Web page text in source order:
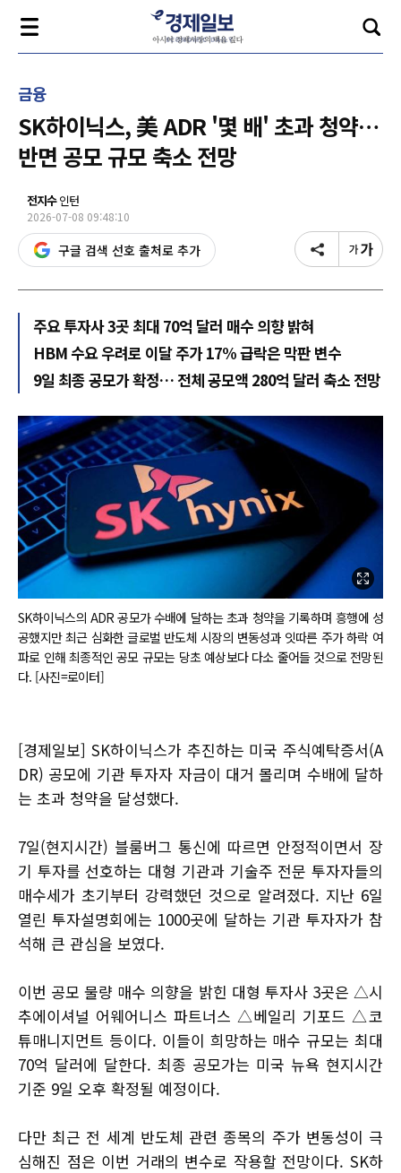
금융
SK하이닉스, 美 ADR '몇 배' 초과 청약…
반면 공모 규모 축소 전망
전지수인턴
2026-07-08 09:48:10
구글 검색 선호 출처로 추가
주요 투자사 3곳 최대 70억 달러 매수 의향 밝혀
HBM 수요 우려로 이달 주가 17% 급락은 막판 변수
9일 최종 공모가 확정… 전체 공모액 280억 달러 축소 전망
SK하이닉스의 ADR 공모가 수배에 달하는 초과 청약을 기록하며 흥행에 성
공했지만 최근 심화한 글로벌 반도체 시장의 변동성과 잇따른 주가 하락 여
파로 인해 최종적인 공모 규모는 당초 예상보다 다소 줄어들 것으로 전망된
다. [사진=로이터]
[경제일보] SK하이닉스가 추진하는 미국 주식예탁증서(A
DR) 공모에 기관 투자자 자금이 대거 몰리며 수배에 달하
는 초과 청약을 달성했다.
7일(현지시간) 블룸버그 통신에 따르면 안정적이면서 장
기 투자를 선호하는 대형 기관과 기술주 전문 투자자들의
매수세가 초기부터 강력했던 것으로 알려졌다. 지난 6일
열린 투자설명회에는 1000곳에 달하는 기관 투자자가 참
석해 큰 관심을 보였다.
이번 공모 물량 매수 의향을 밝힌 대형 투자사 3곳은 △시
추에이셔널 어웨어니스 파트너스 △베일리 기포드 △코
튜매니지먼트 등이다. 이들이 희망하는 매수 규모는 최대
70억 달러에 달한다. 최종 공모가는 미국 뉴욕 현지시간
기준 9일 오후 확정될 예정이다.
다만 최근 전 세계 반도체 관련 종목의 주가 변동성이 극
심해진 점은 이번 거래의 변수로 작용할 전망이다. SK하